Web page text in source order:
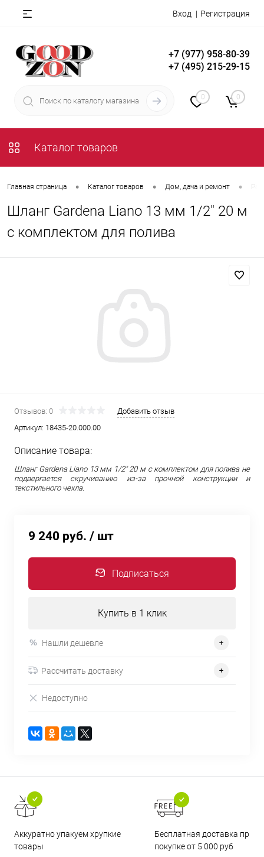
Вход Регистрация
+7 (977) 958-80-39
+7 (495) 215-29-15
0 0
Каталог товаров
Главная страница • Каталог товаров • Дом, дача и ремонт •
Шланг Gardena Liano 13 мм 1/2" 20 м
с комплектом для полива
Отзывов: 0
Добавить отзыв
Артикул: 18435-20.000.00
Описание товара:
Шланг Gardena Liano 13 мм 1/2" 20 м с комплектом для полива не
подвергается скручиванию из-за прочной конструкции и
текстильного чехла.
9 240 руб. / шт
Подписаться
Купить в 1 клик
Нашли дешевле
Рассчитать доставку
Недоступно
Аккуратно упакуем хрупкие
товары
Бесплатная доставка при
покупке от 5 000 руб